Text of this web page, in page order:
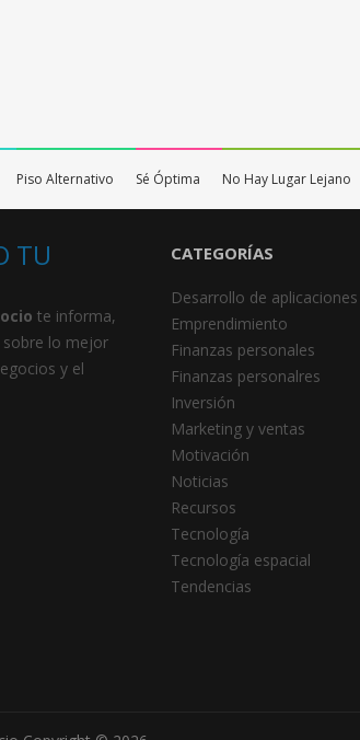
Piso Alternativo Sé Óptima No Hay Lugar Lejano
TU
te informa,
sobre lo mejor
y el
CATEGORÍAS
Desarrollo de aplicaciones
Emprendimiento
Finanzas personales
Finanzas personalres
Inversión
Marketing y ventas
Motivación
Noticias
Recursos
Tecnología
Tecnología espacial
Tendencias